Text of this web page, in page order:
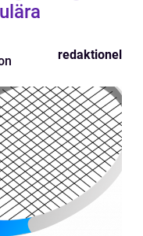
redaktionel